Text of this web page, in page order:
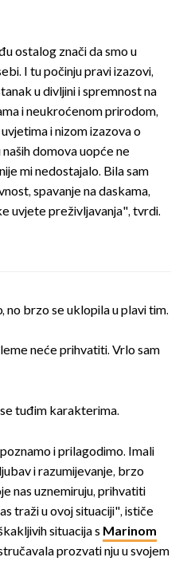
ostalog znači da smo u
I tu počinju pravi izazovi,
u divljini i spremnost na
i neukroćenom prirodom,
i nizom izazova o
domova uopće ne
mi nedostajalo. Bila sam
spavanje na daskama,
uvjete preživljavanja", tvrdi.
no brzo se uklopila u plavi tim.
neće prihvatiti. Vrlo sam
tuđim karakterima.
i prilagodimo. Imali
i razumijevanje, brzo
nas uznemiruju, prihvatiti
traži u ovoj situaciji", ističe
situacija s Marinom
prozvati nju u svojem